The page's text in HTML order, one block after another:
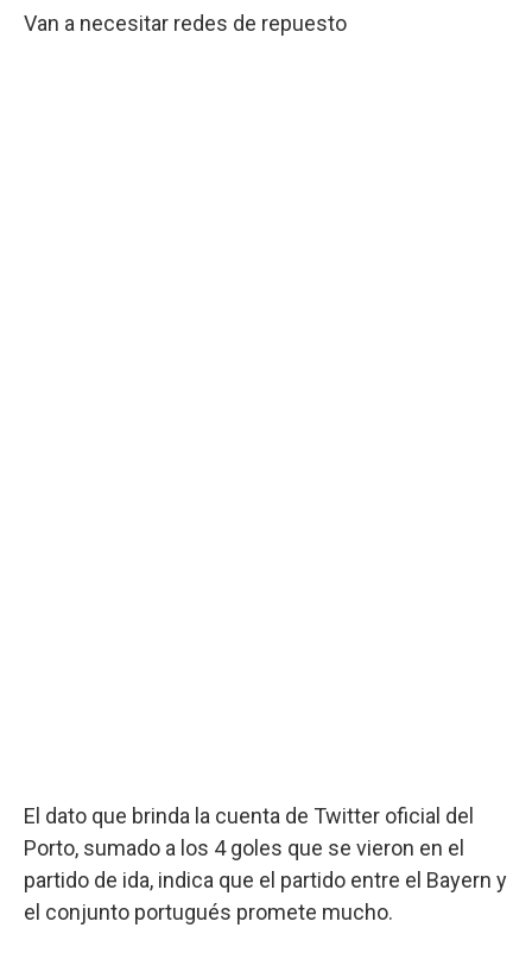
Van a necesitar redes de repuesto
El dato que brinda la cuenta de Twitter oficial del
Porto, sumado a los 4 goles que se vieron en el
partido de ida, indica que el partido entre el Bayern y
el conjunto portugués promete mucho.